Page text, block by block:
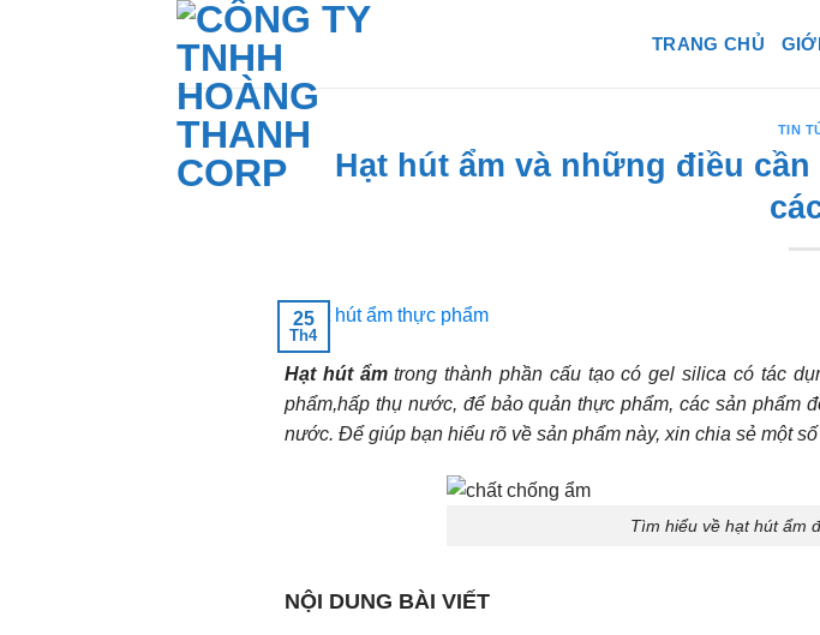
TRANG CHỦ
TIN
Hạt hút ẩm và những điều
25
Th4
Hạt hút ẩmtrong thành phần cấu tạo có gel silica có tác
phẩm,hấp thụ nước, để bảo quản thực phẩm, các sản phẩm
nước. Để giúp bạn hiểu rõ về sản phẩm này, xin chia sẻ một
Tìm hiểu về hạt hút ẩm
NỘI DUNG BÀI VIẾT